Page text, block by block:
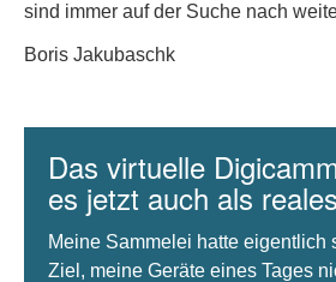
sind immer auf der Suche nach
Boris Jakubaschk
Das virtuelle
es jetzt auch als
Meine Sammelei hatte eigentlich
Ziel, meine Geräte eines Tages